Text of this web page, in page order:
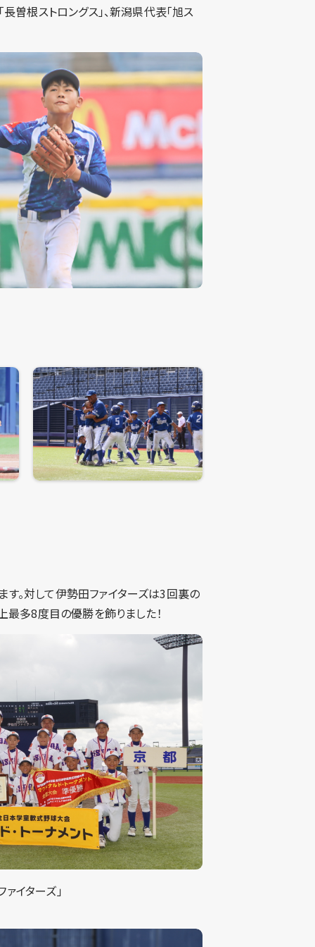
曽根ストロングス」、新潟県代表「旭ス
。対して伊勢田ファイターズは3回裏の
多8度目の優勝を飾りました！
イターズ」